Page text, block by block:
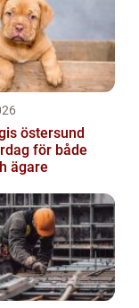
östersund
för både
ägare